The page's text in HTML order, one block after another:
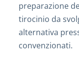
preparazione
tirocinio da
alternativa
convenzionati.